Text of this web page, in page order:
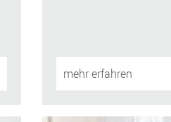
mehr erfahren